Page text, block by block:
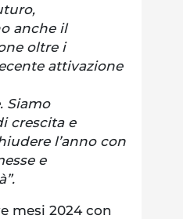
anche il
oltre i
attivazione
Siamo
crescita e
l’anno con
e
mesi 2024 con